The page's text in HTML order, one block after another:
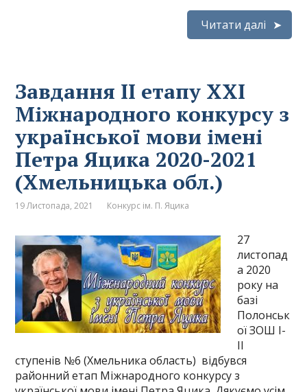
Читати далі
Завдання ІІ етапу XХІ
Міжнародного конкурсу з
української мови імені
Петра Яцика 2020-2021
(Хмельницька обл.)
19 Листопада, 2021 Конкурс ім. П. Яцика
27
листопад
а 2020
року на
базі
Полонськ
ої ЗОШ І-
ІІ
ступенів №6 (Хмельника область) відбувся
районний етап Міжнародного конкурсу з